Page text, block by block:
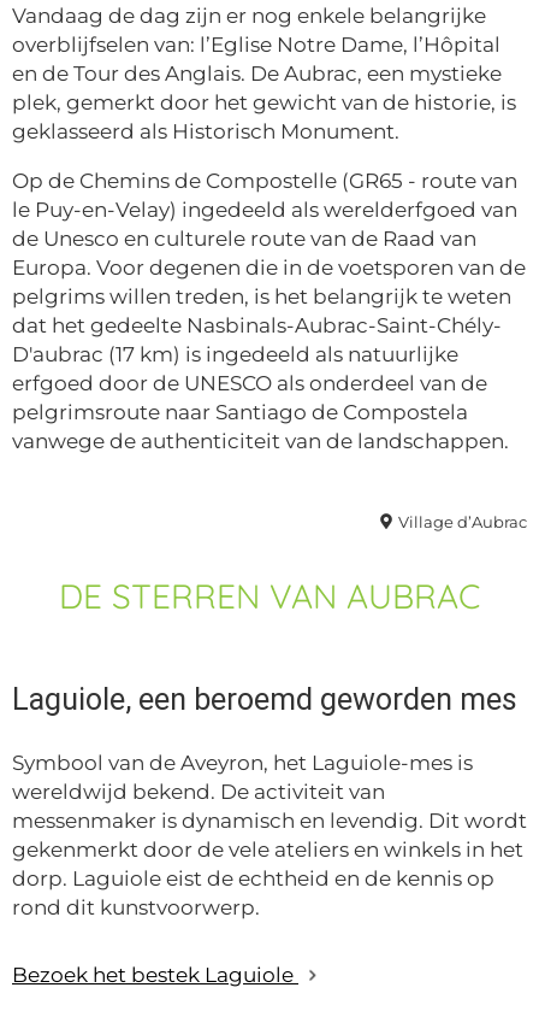
Vandaag de dag zijn er nog enkele belangrijke
overblijfselen van: l’Eglise Notre Dame, l’Hôpital
en de Tour des Anglais. De Aubrac, een mystieke
plek, gemerkt door het gewicht van de historie, is
geklasseerd als Historisch Monument.
Op de Chemins de Compostelle (GR65 - route van
le Puy-en-Velay) ingedeeld als werelderfgoed van
de Unesco en culturele route van de Raad van
Europa. Voor degenen die in de voetsporen van de
pelgrims willen treden, is het belangrijk te weten
dat het gedeelte Nasbinals-Aubrac-Saint-Chély-
D'aubrac (17 km) is ingedeeld als natuurlijke
erfgoed door de UNESCO als onderdeel van de
pelgrimsroute naar Santiago de Compostela
vanwege de authenticiteit van de landschappen.
Village d’Aubrac
DE STERREN VAN AUBRAC
Laguiole, een beroemd geworden mes
Symbool van de Aveyron, het Laguiole-mes is
wereldwijd bekend. De activiteit van
messenmaker is dynamisch en levendig. Dit wordt
gekenmerkt door de vele ateliers en winkels in het
dorp. Laguiole eist de echtheid en de kennis op
rond dit kunstvoorwerp.
Bezoek het bestek Laguiole